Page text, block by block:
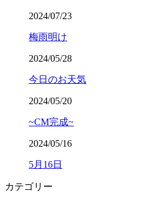
2024/07/23
梅雨明け
2024/05/28
今日のお天気
2024/05/20
~CM完成~
2024/05/16
5月16日
カテゴリー